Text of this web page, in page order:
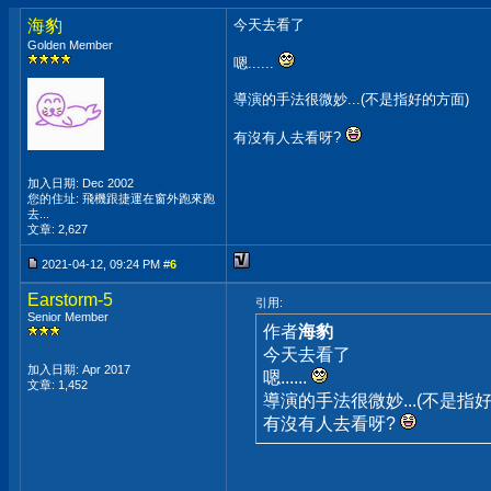
海豹
Golden Member
加入日期: Dec 2002
您的住址: 飛機跟捷運在窗外跑來跑
去...
文章: 2,627
今天去看了
嗯......
導演的手法很微妙...(不是指好的方面)
有沒有人去看呀?
2021-04-12, 09:24 PM #6
Earstorm-5
Senior Member
加入日期: Apr 2017
文章: 1,452
引用:
作者海豹
今天去看了
嗯......
導演的手法很微妙...(不是指
有沒有人去看呀?